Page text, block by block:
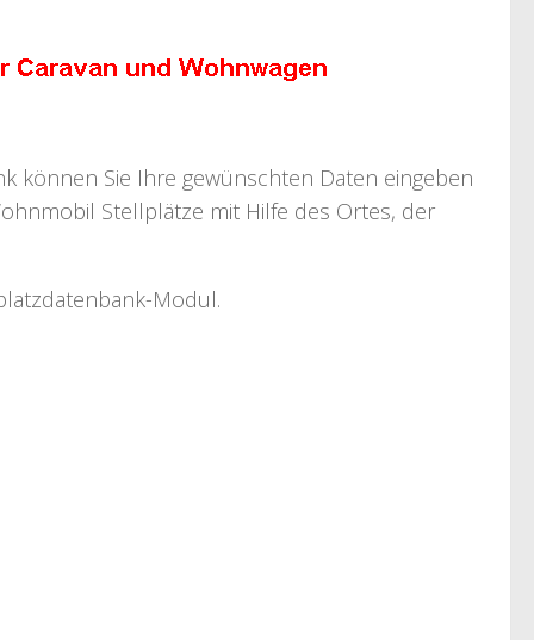
können Sie Ihre gewünschten Daten eingeben
Stellplätze mit Hilfe des Ortes, der
Modul.